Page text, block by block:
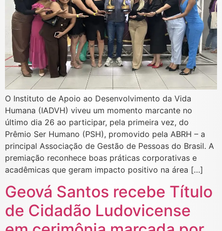
O Instituto de Apoio ao Desenvolvimento da Vida
Humana (IADVH) viveu um momento marcante no
último dia 26 ao participar, pela primeira vez, do
Prêmio Ser Humano (PSH), promovido pela ABRH – a
principal Associação de Gestão de Pessoas do Brasil. A
premiação reconhece boas práticas corporativas e
acadêmicas que geram impacto positivo na área […]
Geová Santos recebe Título
de Cidadão Ludovicense